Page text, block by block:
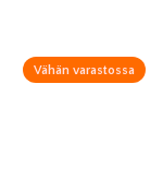
Vähän varastossa